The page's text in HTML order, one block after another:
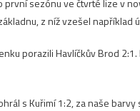
sezónu ve čtvrté lize v
z níž vzešel například
porazili Havlíčkův Brod
s Kuřimí 1:2, za naše